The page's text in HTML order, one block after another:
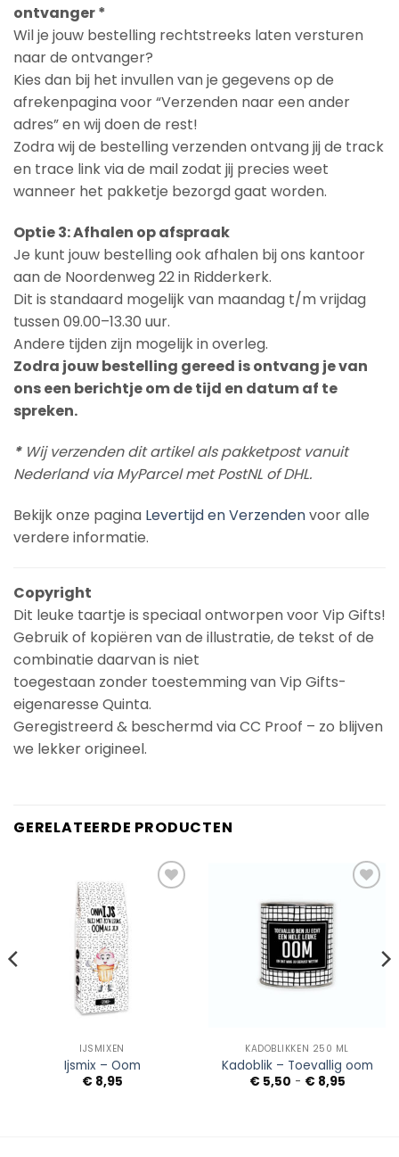
ontvanger *
Wil je jouw bestelling rechtstreeks laten versturen
naar de ontvanger?
Kies dan bij het invullen van je gegevens op de
afrekenpagina voor “Verzenden naar een ander
adres” en wij doen de rest!
Zodra wij de bestelling verzenden ontvang jij de track
en trace link via de mail zodat jij precies weet
wanneer het pakketje bezorgd gaat worden.
Optie 3: Afhalen op afspraak
Je kunt jouw bestelling ook afhalen bij ons kantoor
aan de Noordenweg 22 in Ridderkerk.
Dit is standaard mogelijk van maandag t/m vrijdag
tussen 09.00–13.30 uur.
Andere tijden zijn mogelijk in overleg.
Zodra jouw bestelling gereed is ontvang je van
ons een berichtje om de tijd en datum af te
spreken.
*Wij verzenden dit artikel als pakketpost vanuit
Nederland via MyParcel met PostNL of DHL.
Bekijk onze pagina Levertijd en Verzendenvoor alle
verdere informatie.
Copyright
Dit leuke taartje is speciaal ontworpen voor Vip Gifts!
Gebruik of kopiëren van de illustratie, de tekst of de
combinatie daarvan is niet
toegestaan zonder toestemming van Vip Gifts-
eigenaresse Quinta.
Geregistreerd & beschermd via CC Proof – zo blijven
we lekker origineel.
GERELATEERDE PRODUCTEN
IJSMIXEN
Ijsmix – Oom
€8,95
KADOBLIKKEN 250 ML
Kadoblik – Toevallig oom
€5,50 - €8,95